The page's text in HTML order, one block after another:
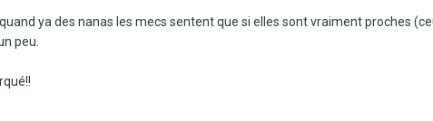
ya des nanas les mecs sentent que si elles sont vraiment proches
peu.